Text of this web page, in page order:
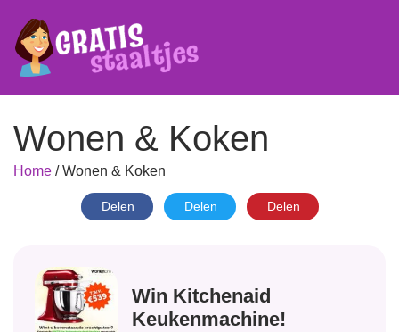
Wonen & Koken
Home /Wonen & Koken
Delen Delen Delen
Win Kitchenaid
Keukenmachine!